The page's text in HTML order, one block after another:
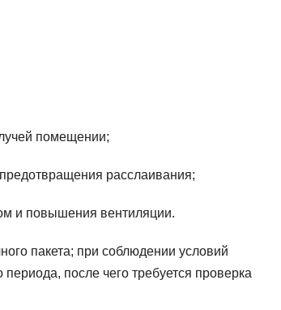
помещении;
расслаивания;
и повышения вентиляции.
пакета; при соблюдении условий
после чего требуется проверка